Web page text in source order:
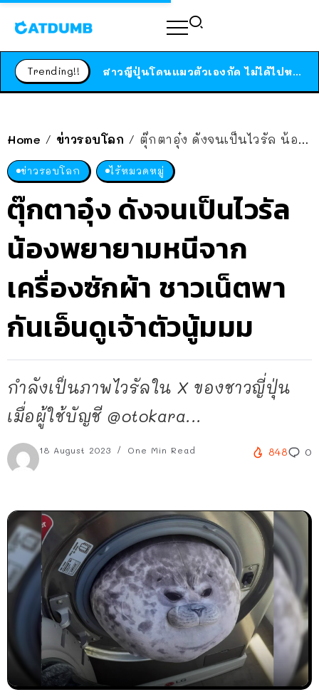
Trending!! ได้เวลาเด็กหนวดรวมตัว RF Online Next เปิดให้เล่นแล้ว เกม Sci-Fi MMORPG ระดับตำนาน เล่นได้ทั้งมือถือและ PC
Home / ข่าวรอบโลก / ตุ๊กตาอุ๋ง ดังจนเป็นไวรัล น้องพยายามหนีจากเครื่องซักผ้า ชาวเน็ตพากันเอ็นดูเจ้าตัวนู้มมม
ข่าวรอบโลก ไร้หมวดหมู่
ตุ๊กตาอุ๋ง ดังจนเป็นไวรัล
น้องพยายามหนีจาก
เครื่องซักผ้า ชาวเน็ตพา
กันเอ็นดูเจ้าตัวนู้มมม
กำลังเป็นภาพไวรัลใน X ของชาวญี่ปุ่น
เมื่อผู้ใช้บัญชี @otokara...
18 August 2023 One Min Read 848 0